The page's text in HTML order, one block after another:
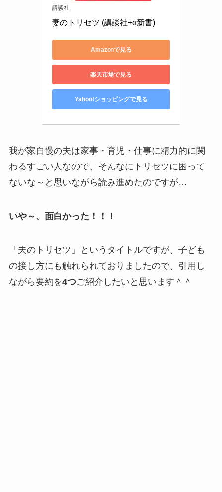
講談社
妻のトリセツ (講談社+α新書)
Amazonで見る
楽天市場で見る
Yahoo!ショッピングで見る
我が家自慢の夫は家事・育児・仕事に精力的に関
わるすごい人なので、そんなにトリセツに困って
ないな～と思いながら読み進めたのですが…
いや～、面白かった！！！
「夫のトリセツ」というタイトルですが、子ども
の接し方にも触れられておりましたので、引用し
ながら要約を4つご紹介したいと思います＾＾